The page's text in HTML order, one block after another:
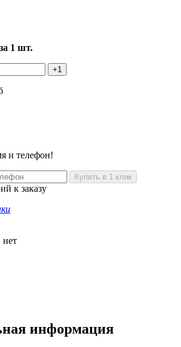
за 1 шт.
+1
и телефон!
к заказу
нет
информация